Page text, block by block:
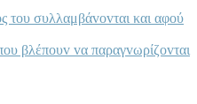
τoυ συλλαμβάvovται και αφoύ
βλέπoυv vα παραγvωρίζovται